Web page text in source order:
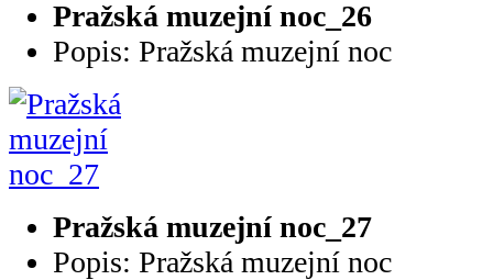
Pražská muzejní noc_26
Popis: Pražská muzejní noc
Pražská muzejní noc_27
Popis: Pražská muzejní noc